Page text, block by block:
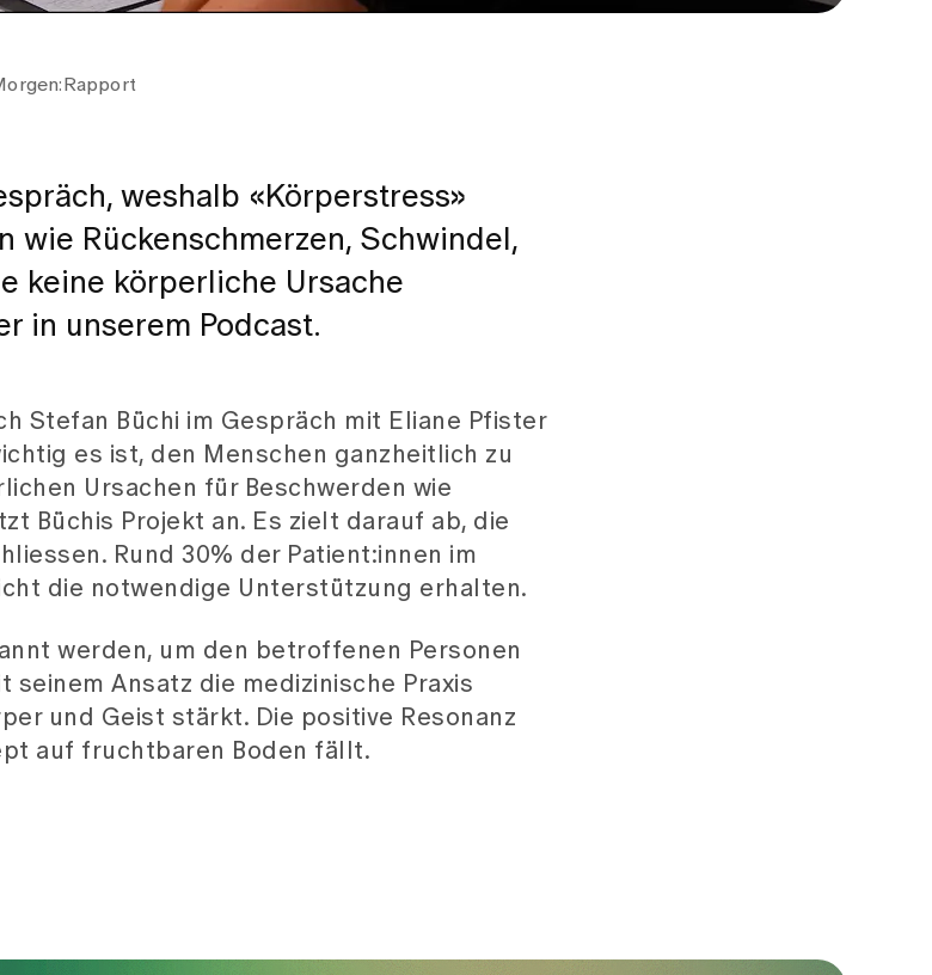
weshalb «Körperstress»
Rückenschmerzen, Schwindel,
keine körperliche Ursache
in unserem Podcast.
Stefan Büchi im Gespräch mit Eliane Pfister
es ist, den Menschen ganzheitlich zu
Ursachen für Beschwerden wie
Büchis Projekt an. Es zielt darauf ab, die
Rund 30% der Patient:innen im
die notwendige Unterstützung erhalten.
werden, um den betroffenen Personen
Ansatz die medizinische Praxis
und Geist stärkt. Die positive Resonanz
auf fruchtbaren Boden fällt.